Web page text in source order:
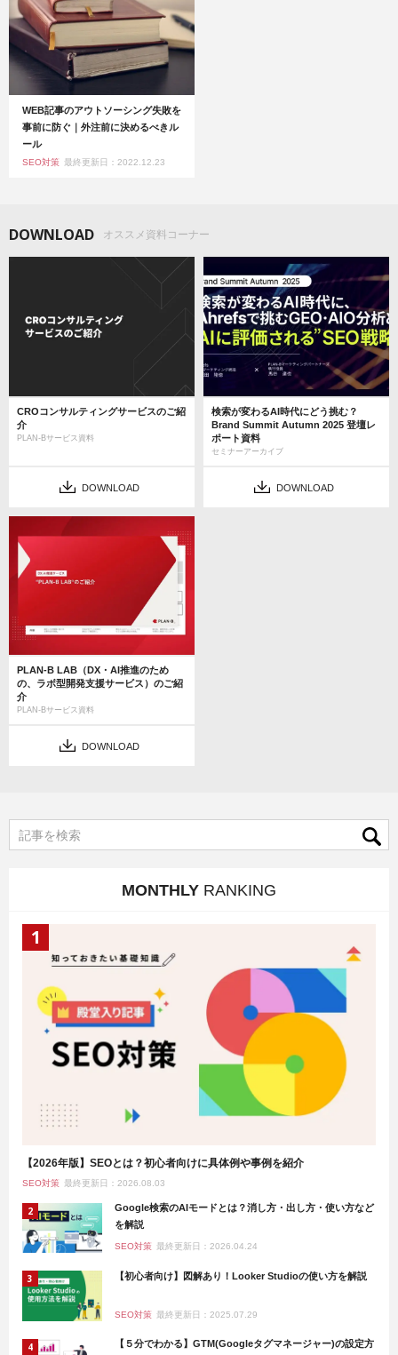
WEB記事のアウトソーシング失敗を
事前に防ぐ｜外注前に決めるべきル
ール
SEO対策 最終更新日：2022.12.23
DOWNLOAD オススメ資料コーナー
CROコンサルティングサービスのご紹
介
PLAN-Bサービス資料
DOWNLOAD
検索が変わるAI時代にどう挑む？
Brand Summit Autumn 2025 登壇レ
ポート資料
セミナーアーカイブ
DOWNLOAD
PLAN-B LAB（DX・AI推進のため
の、ラボ型開発支援サービス）のご紹
介
PLAN-Bサービス資料
DOWNLOAD
MONTHLY RANKING
【2026年版】SEOとは？初心者向けに具体例や事例を紹介
SEO対策 最終更新日：2026.08.03
Google検索のAIモードとは？消し方・出し方・使い方など
を解説
SEO対策 最終更新日：2026.04.24
【初心者向け】図解あり！Looker Studioの使い方を解説
SEO対策 最終更新日：2025.07.29
【５分でわかる】GTM(Googleタグマネージャー)の設定方